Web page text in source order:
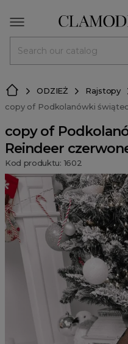
ODZIEŻ
Rajstopy
copy of Podkolanówki
copy of
Reindeer
Kod produktu: 1602